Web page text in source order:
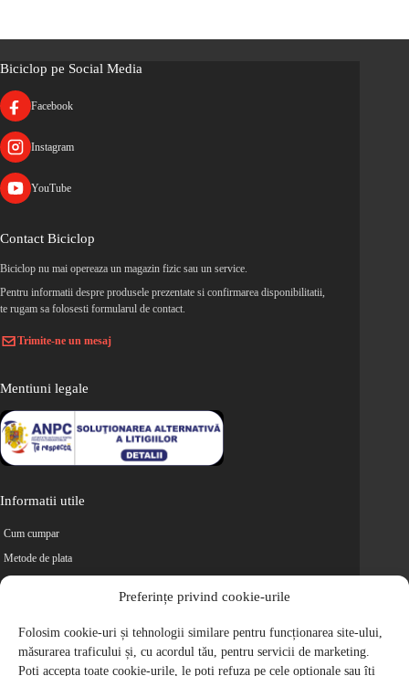
Preferințe privind cookie-urile
Folosim cookie-uri și tehnologii similare pentru funcționarea site-ului,
măsurarea traficului și, cu acordul tău, pentru servicii de marketing.
Poți accepta toate cookie-urile, le poți refuza pe cele opționale sau îți
Biciclop pe Social Media
Facebook
Instagram
YouTube
Contact Biciclop
Biciclop nu mai opereaza un magazin fizic sau un service.
Pentru informatii despre produsele prezentate si confirmarea disponibilitatii,
te rugam sa folosesti formularul de contact.
Trimite-ne un mesaj
Mentiuni legale
Informatii utile
Cum cumpar
Metode de plata
Retur
Cariere